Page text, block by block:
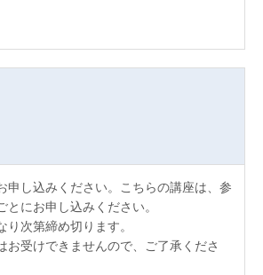
申し込みください。こちらの講座は、参
とにお申し込みください。
次第締め切ります。
受けできませんので、ご了承くださ